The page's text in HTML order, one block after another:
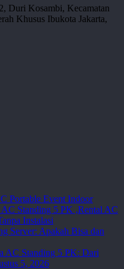
Duri Kosambi, Kecamatan
Khusus Ibukota Jakarta,
Server: Apakah Bisa dan
AC Standing 5 PK: Dari
5, 2026